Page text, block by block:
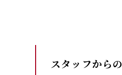
スタッフからの